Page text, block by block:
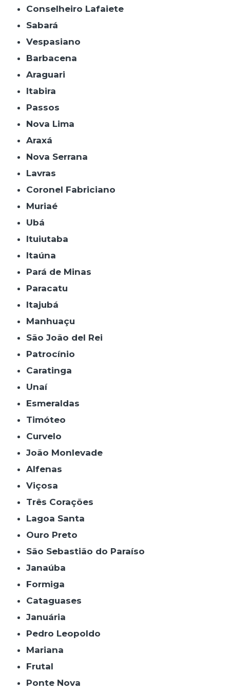
Conselheiro Lafaiete
Sabará
Vespasiano
Barbacena
Araguari
Itabira
Passos
Nova Lima
Araxá
Nova Serrana
Lavras
Coronel Fabriciano
Muriaé
Ubá
Ituiutaba
Itaúna
Pará de Minas
Paracatu
Itajubá
Manhuaçu
São João del Rei
Patrocínio
Caratinga
Unaí
Esmeraldas
Timóteo
Curvelo
João Monlevade
Alfenas
Viçosa
Três Corações
Lagoa Santa
Ouro Preto
São Sebastião do Paraíso
Janaúba
Formiga
Cataguases
Januária
Pedro Leopoldo
Mariana
Frutal
Ponte Nova